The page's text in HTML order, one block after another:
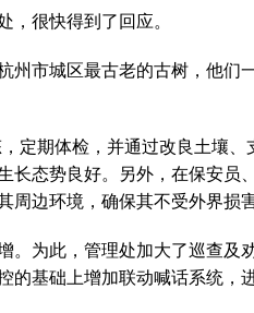
，很快得到了回应。
州市城区最古老的古树，他们
定期体检，并通过改良土壤、
长态势良好。另外，在保安员
周边环境，确保其不受外界损
。为此，管理处加大了巡查及
基础上增加联动喊话系统，